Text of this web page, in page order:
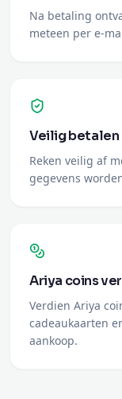
Na betaling
meteen per e-
Veilig betalen
Reken veilig af
gegevens
Ariya coins
Verdien Ariya
cadeaukaarten
aankoop.